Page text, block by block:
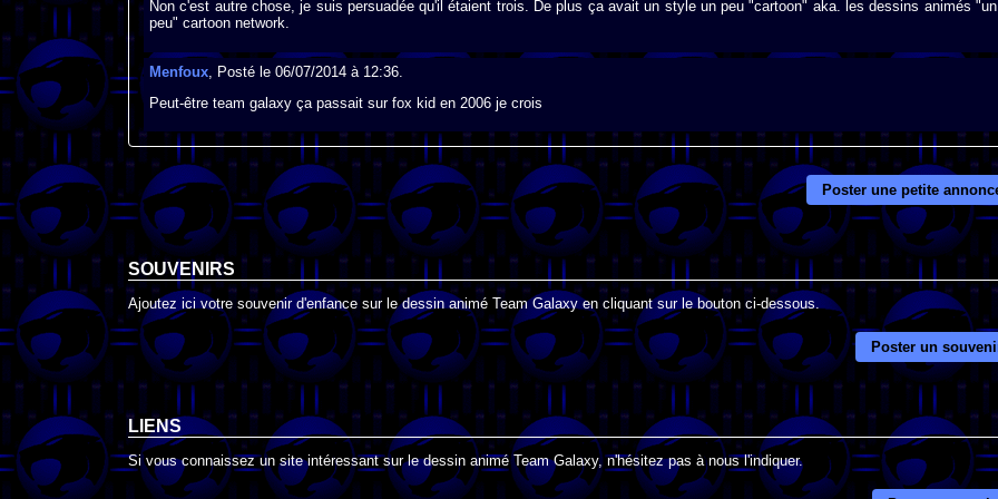
Non c'est autre chose, je suis persuadée qu'il étaient trois. De plus ça avait un style un peu "cartoon" aka. les dessins animés "un
peu" cartoon network.
Menfoux, Posté le 06/07/2014 à 12:36.
Peut-être team galaxy ça passait sur fox kid en 2006 je crois
Poster une petite
SOUVENIRS
Ajoutez ici votre souvenir d'enfance sur le dessin animé Team Galaxy en cliquant sur le bouton ci-dessous.
Poster un
LIENS
Si vous connaissez un site intéressant sur le dessin animé Team Galaxy, n'hésitez pas à nous l'indiquer.